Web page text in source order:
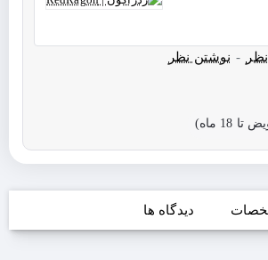
- نوشتن نظر
ماه)
دیدگاه ها